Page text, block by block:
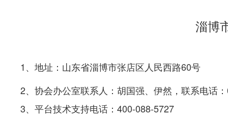
淄博
1、地址 ：山东省淄博市张店区人民西路60号
2、协会办公室联系人：胡国强、伊然，联系电话
3、平台技术支持电话：400-088-5727